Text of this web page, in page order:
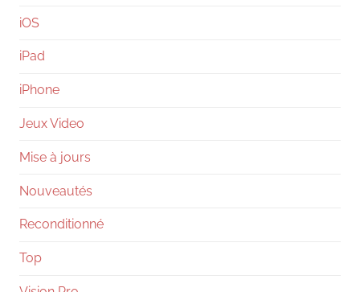
iOS
iPad
iPhone
Jeux Video
Mise à jours
Nouveautés
Reconditionné
Top